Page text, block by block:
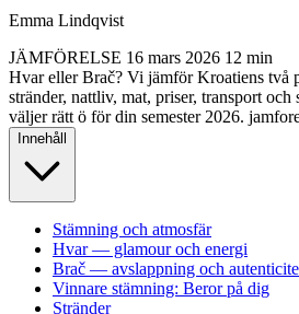
Emma Lindqvist
JÄMFÖRELSE 16 mars 2026 12 min
Hvar eller Brač? Vi jämför Kroatiens två
stränder, nattliv, mat, priser, transport
väljer rätt ö för din semester 2026.
Innehåll
Stämning och atmosfär
Hvar — glamour och energi
Brač — avslappning och
Vinnare stämning: Beror på dig
Stränder